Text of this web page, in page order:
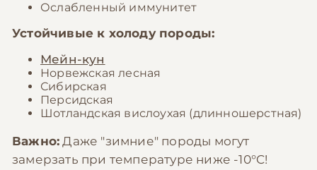
Ослабленный иммунитет
Устойчивые к холоду породы:
Мейн-кун
Норвежская лесная
Сибирская
Персидская
Шотландская вислоухая (длинношерстная)
Важно: Даже "зимние" породы могут
замерзать при температуре ниже -10°C!